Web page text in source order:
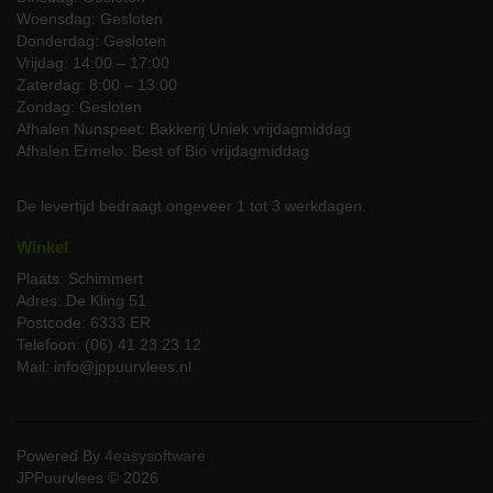
Woensdag: Gesloten
Donderdag: Gesloten
Vrijdag: 14:00 – 17:00
Zaterdag: 8:00 – 13:00
Zondag: Gesloten
Afhalen Nunspeet: Bakkerij Uniek vrijdagmiddag
Afhalen Ermelo: Best of Bio vrijdagmiddag
De levertijd bedraagt ongeveer 1 tot 3 werkdagen.
Winkel
Plaats: Schimmert
Adres: De Kling 51
Postcode: 6333 ER
Telefoon: (06) 41 23 23 12
Mail: info@jppuurvlees.nl
Powered By 4easysoftware
JPPuurvlees © 2026